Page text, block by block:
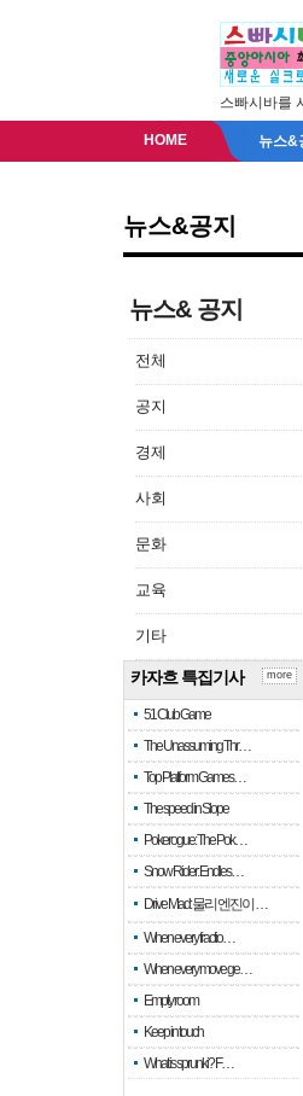
스빠시바를
HOME 뉴스&
뉴스&공지
뉴스& 공지
전체
공지
경제
사회
문화
교육
기타
카자흐 특집기사
51 Club Game
The Unassuming Thr…
Top Platform Games…
The speed in Slope
Pokerogue: The Pok…
Snow Rider: Endles…
Drive Mad: 물리 엔진이 …
When every fractio…
When every move ge…
Empty room
Keep in touch
What is sprunki? F…
more